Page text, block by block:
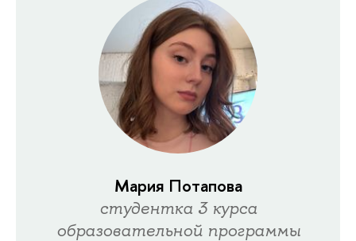
Мария Потапова
студентка 3 курса
образовательной программы